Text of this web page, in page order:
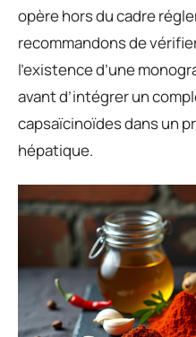
opère hors du cadre
recommandons de
l’existence d’une
avant d’intégrer un
capsaïcinoïdes dans un
hépatique.